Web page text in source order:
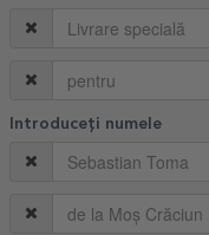
Introduceți numele